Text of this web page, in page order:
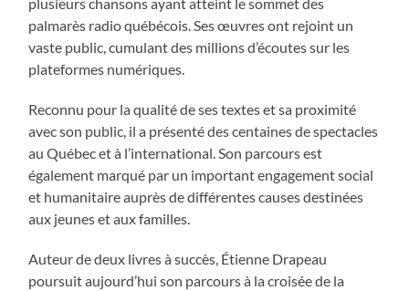
palmarès radio québécois. Ses œuvres ont rejoint un
vaste public, cumulant des millions d’écoutes sur les
plateformes numériques.
Reconnu pour la qualité de ses textes et sa proximité
avec son public, il a présenté des centaines de spectacles
au Québec et à l’international. Son parcours est
également marqué par un important engagement social
et humanitaire auprès de différentes causes destinées
aux jeunes et aux familles.
Auteur de deux livres à succès, Étienne Drapeau
poursuit aujourd’hui son parcours à la croisée de la